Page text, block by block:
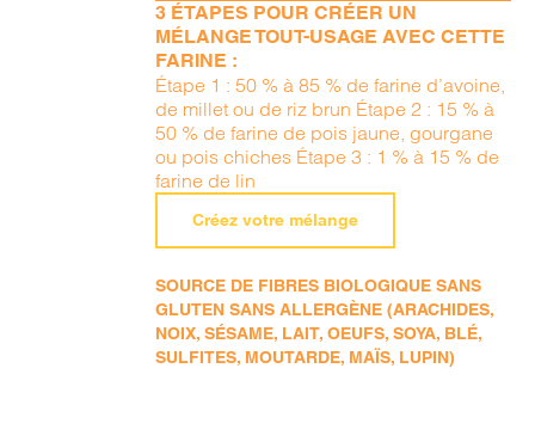
3 ÉTAPES POUR CRÉER UN
MÉLANGE TOUT-USAGE AVEC CETTE
FARINE :
Étape 1 : 50 % à 85 % de farine d’avoine,
de millet ou de riz brun Étape 2 : 15 % à
50 % de farine de pois jaune, gourgane
ou pois chiches Étape 3 : 1 % à 15 % de
farine de lin
Créez votre mélange
SOURCE DE FIBRES BIOLOGIQUE SANS
GLUTEN SANS ALLERGÈNE (ARACHIDES,
NOIX, SÉSAME, LAIT, OEUFS, SOYA, BLÉ,
SULFITES, MOUTARDE, MAÏS, LUPIN)